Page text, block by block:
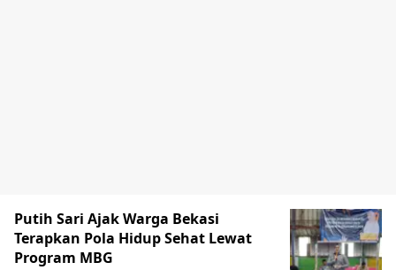
Putih Sari Ajak Warga Bekasi
Terapkan Pola Hidup Sehat Lewat
Program MBG